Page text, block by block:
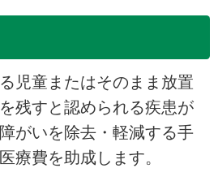
児童またはそのまま放置
残すと認められる疾患が
がいを除去・軽減する手
療費を助成します。